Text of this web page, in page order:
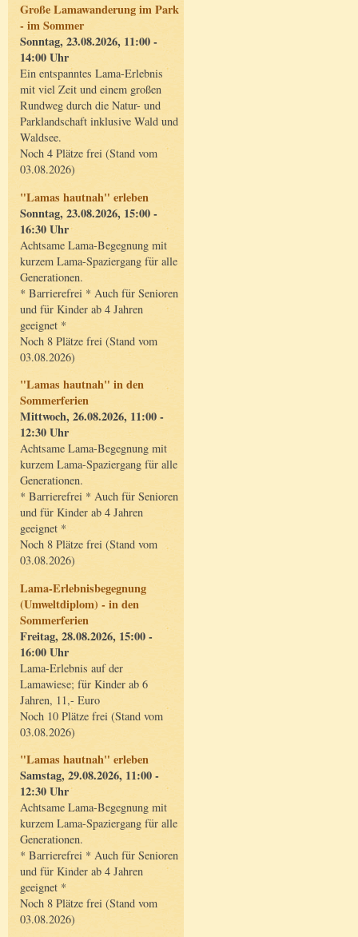
Große Lamawanderung im Park
- im Sommer
Sonntag, 23.08.2026, 11:00 -
14:00 Uhr
Ein entspanntes Lama-Erlebnis
mit viel Zeit und einem großen
Rundweg durch die Natur- und
Parklandschaft inklusive Wald und
Waldsee.
Noch 4 Plätze frei (Stand vom
03.08.2026)
"Lamas hautnah" erleben
Sonntag, 23.08.2026, 15:00 -
16:30 Uhr
Achtsame Lama-Begegnung mit
kurzem Lama-Spaziergang für alle
Generationen.
* Barrierefrei * Auch für Senioren
und für Kinder ab 4 Jahren
geeignet *
Noch 8 Plätze frei (Stand vom
03.08.2026)
"Lamas hautnah" in den
Sommerferien
Mittwoch, 26.08.2026, 11:00 -
12:30 Uhr
Achtsame Lama-Begegnung mit
kurzem Lama-Spaziergang für alle
Generationen.
* Barrierefrei * Auch für Senioren
und für Kinder ab 4 Jahren
geeignet *
Noch 8 Plätze frei (Stand vom
03.08.2026)
Lama-Erlebnisbegegnung
(Umweltdiplom) - in den
Sommerferien
Freitag, 28.08.2026, 15:00 -
16:00 Uhr
Lama-Erlebnis auf der
Lamawiese; für Kinder ab 6
Jahren, 11,- Euro
Noch 10 Plätze frei (Stand vom
03.08.2026)
"Lamas hautnah" erleben
Samstag, 29.08.2026, 11:00 -
12:30 Uhr
Achtsame Lama-Begegnung mit
kurzem Lama-Spaziergang für alle
Generationen.
* Barrierefrei * Auch für Senioren
und für Kinder ab 4 Jahren
geeignet *
Noch 8 Plätze frei (Stand vom
03.08.2026)